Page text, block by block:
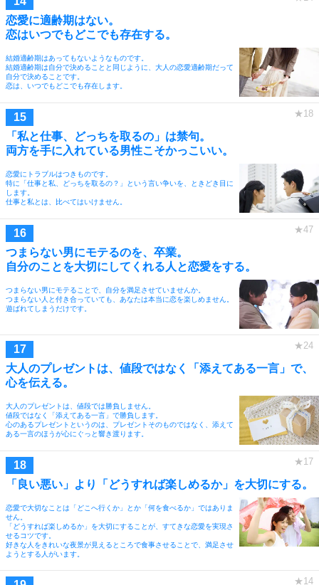
恋愛に適齢期はない。
恋はいつでもどこでも存在する。
結婚適齢期はあってもないようなものです。
結婚適齢期は自分で決めることと同じように、大人の恋愛適齢期だって
自分で決めることです。
恋は、いつでもどこでも存在します。
「私と仕事、どっちを取るの」は禁句。
両方を手に入れている男性こそかっこいい。
恋愛にトラブルはつきものです。
特に「仕事と私、どっちを取るの？」という言い争いを、ときどき目に
します。
仕事と私とは、比べてはいけません。
つまらない男にモテるのを、卒業。
自分のことを大切にしてくれる人と恋愛をする。
つまらない男にモテることで、自分を満足させていませんか。
つまらない人と付き合っていても、あなたは本当に恋を楽しめません。
遊ばれてしまうだけです。
大人のプレゼントは、値段ではなく「添えてある一言」で、
心を伝える。
大人のプレゼントは、値段では勝負しません。
値段ではなく「添えてある一言」で勝負します。
心のあるプレゼントというのは、プレゼントそのものではなく、添えて
ある一言のほうが心にぐっと響き渡ります。
「良い悪い」より「どうすれば楽しめるか」を大切にする。
恋愛で大切なことは「どこへ行くか」とか「何を食べるか」ではありま
せん。
「どうすれば楽しめるか」を大切にすることが、すてきな恋愛を実現さ
せるコツです。
好きな人をきれいな夜景が見えるところで食事させることで、満足させ
ようとする人がいます。